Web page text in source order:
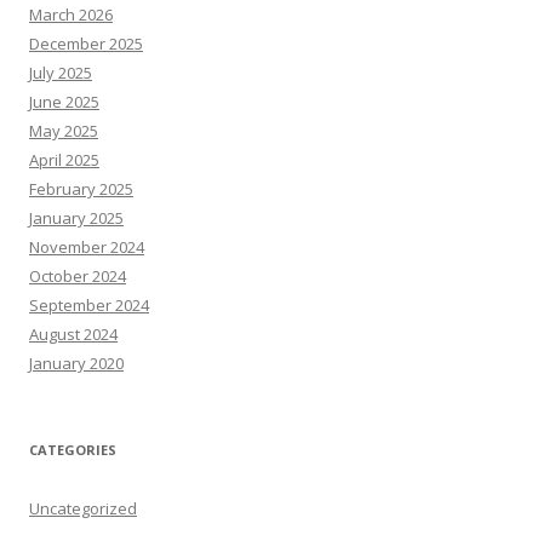
March 2026
December 2025
July 2025
June 2025
May 2025
April 2025
February 2025
January 2025
November 2024
October 2024
September 2024
August 2024
January 2020
CATEGORIES
Uncategorized